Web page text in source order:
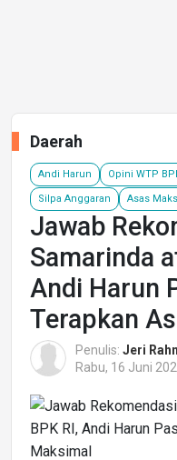
Daerah
Andi Harun Opini WTP
Silpa Anggaran Asas
Jawab
Samarinda
Andi Harun
Terapkan
Penulis: Jeri
Rabu, 16 Juni